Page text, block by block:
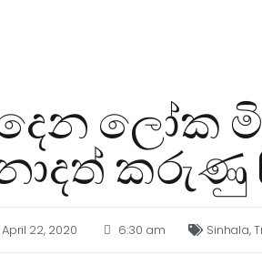
කරුණු
April 22, 2020 6:30 am Sinhala,